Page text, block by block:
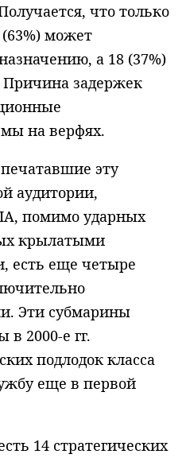
что только
может
а 18 (37%)
Причина задержек
на верфях.
эту
аудитории,
помимо ударных
крылатыми
есть еще четыре
Эти субмарины
в 2000-е гг.
подлодок класса
еще в первой
14 стратегических